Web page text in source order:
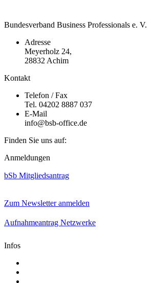
Bundesverband Business Professionals e. V.
Adresse
Meyerholz 24,
28832 Achim
Kontakt
Telefon / Fax
Tel. 04202 8887 037
E-Mail
info@bsb-office.de
Finden Sie uns auf:
Facebook
opens
window
Linkedin
opens
window
Instagram
opens
window
Anmeldungen
bSb Mitgliedsantrag
Zum Newsletter anmelden
Aufnahmeantrag Netzwerke
Infos